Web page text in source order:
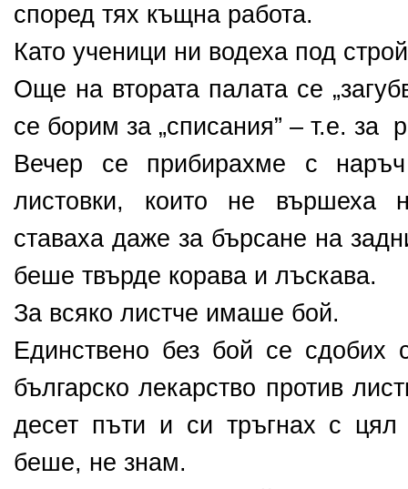
според тях къщна работа.
Като ученици ни водеха под
Още на втората палата се
се борим за „списания” – т.е. за
Вечер се прибирахме с
листовки, които не вършеха
ставаха даже за бърсане на
беше твърде корава и лъскава.
За всяко листче имаше бой.
Единствено без бой се сдобих
българско лекарство против
десет пъти и си тръгнах с
беше, не знам.